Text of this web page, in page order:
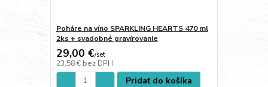
Poháre na víno SPARKLING HEARTS 470 ml
2ks + svadobné gravírovanie
29,00 €/set
23,58 € bez DPH
Pridať do košíka